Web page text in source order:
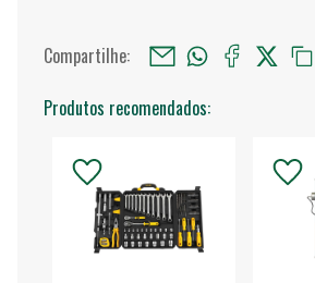
Compartilhe:
Produtos recomendados: